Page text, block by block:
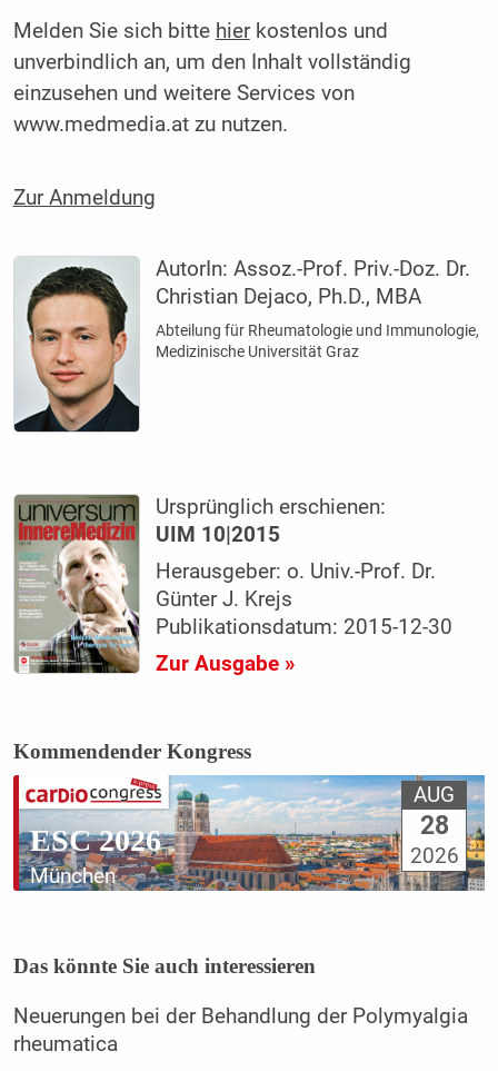
Melden Sie sich bitte hierkostenlos und
unverbindlich an, um den Inhalt vollständig
einzusehen und weitere Services von
www.medmedia.at zu nutzen.
Zur Anmeldung
AutorIn:Assoz.-Prof. Priv.-Doz. Dr.
Christian Dejaco, Ph.D., MBA
Abteilung für ­Rheumatologie und Immunologie,
­Medizinische ­Universität Graz
Ursprünglich erschienen:
UIM 10|2015
Herausgeber: o. Univ.-Prof. Dr.
Günter J. Krejs
Publikationsdatum: 2015-12-30
Zur Ausgabe »
Kommendender Kongress
ESC 2026
München
AUG
28
2026
Das könnte Sie auch interessieren
Neuerungen bei der Behandlung der Polymyalgia
rheumatica